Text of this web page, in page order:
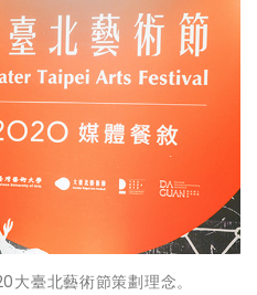
臺北藝術節策劃理念。